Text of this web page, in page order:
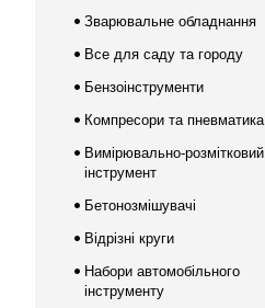
Зварювальне обладнання
Все для саду та городу
Бензоінструменти
Компресори та пневматика
Вимірювально-розмітковий
інструмент
Бетонозмішувачі
Відрізні круги
Набори автомобільного
інструменту